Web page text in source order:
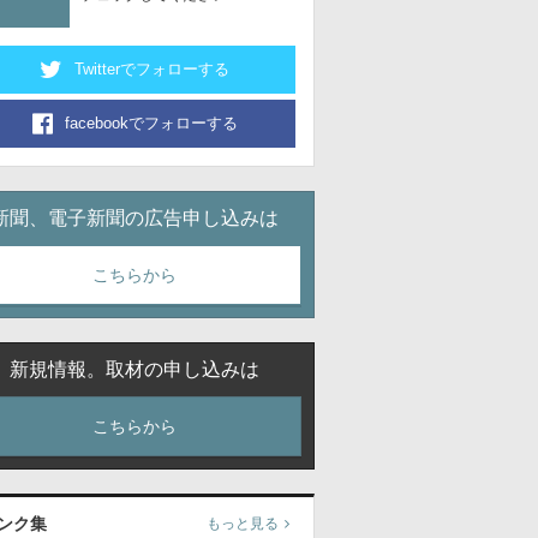
Twitterでフォローする
facebookでフォローする
聞、電子新聞の広告申し込みは
こちらから
新規情報。取材の申し込みは
こちらから
ク集 もっと見る